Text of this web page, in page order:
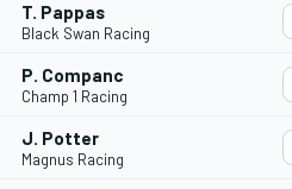
T. Pappas
Black Swan Racing
P. Companc
Champ 1 Racing
J. Potter
Magnus Racing